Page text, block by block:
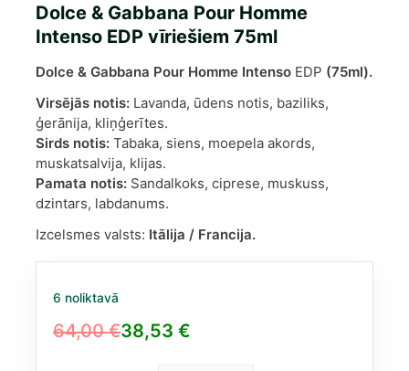
Dolce & Gabbana Pour Homme
Intenso EDP vīriešiem 75ml
Dolce & Gabbana Pour Homme Intenso EDP (75ml).
Virsējās notis: Lavanda, ūdens notis, baziliks,
ģerānija, kliņģerītes.
Sirds notis: Tabaka, siens, moepela akords,
muskatsalvija, klijas.
Pamata notis: Sandalkoks, ciprese, muskuss,
dzintars, labdanums.
Izcelsmes valsts: Itālija / Francija.
6 noliktavā
64,00€
Original
38,53 €
Current